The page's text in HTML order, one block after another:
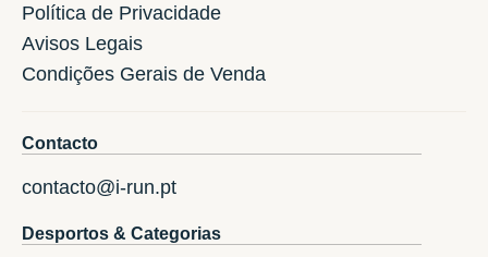
Política de Privacidade
Avisos Legais
Condições Gerais de Venda
Contacto
contacto@i-run.pt
Desportos & Categorias